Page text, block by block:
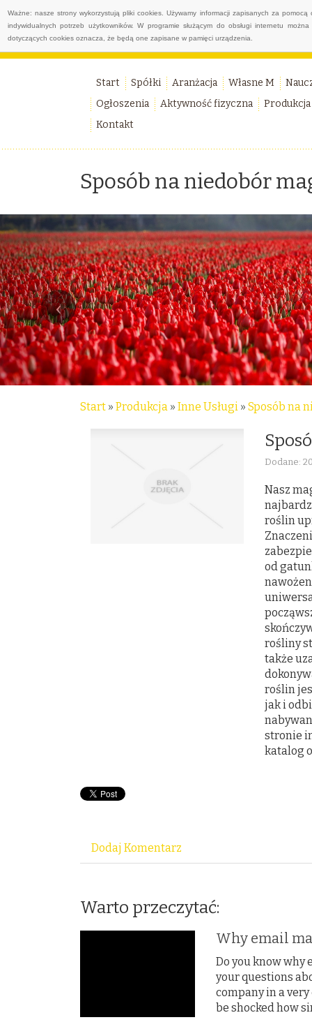
Ważne: nasze strony wykorzystują pliki cookies. Używamy informacji zapisanych za
indywidualnych potrzeb użytkowników. W programie służącym do obsługi internetu
dotyczących cookies oznacza, że będą one zapisane w pamięci urządzenia.
Start Spółki Aranżacja Własne M
Ogłoszenia
Aktywność fizyczna
Produkcja
Kontakt
Sposób na niedobór
Start » Produkcja » Inne Usługi » Sposób na
Dodane:
Nasz
roślin
od
rośliny
także
roślin
jak i
stronie
katalog
Dodaj Komentarz
Warto przeczytać:
Why email
Do you know why
your questions
company in a
be shocked how